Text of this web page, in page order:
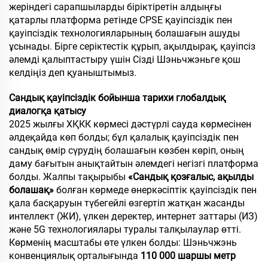
жеріндегі сарапшыларды біріктіретін алдыңғы
қатарлы платформа ретінде CPSE қауіпсіздік пен
қауіпсіздік технологияларының болашағын ашуды
ұсынады. Бірге серіктестік құрып, ақылдырақ, қауіпсіз
әлемді қалыптастыру үшін Сізді Шэньчжэньге қош
келдіңіз деп қуаныштымыз.
Сандық қауіпсіздік бойынша тарихи глобалдық
диалогқа қатысу
2025 жылғы ХҚКК көрмесі дәстүрлі сауда көрмесінен
әлдеқайда көп болды; бұл қалалық қауіпсіздік пен
сандық өмір сүрудің болашағын көзбен көріп, оның
даму бағытын анықтайтын әлемдегі негізгі платформа
болды. Жалпы тақырыбы «Сандық қозғалыс, ақылды
болашақ» болған көрмеде өнеркәсіптік қауіпсіздік пен
қала басқаруын түбегейлі өзгертіп жатқан жасанды
интеллект (ЖИ), үлкен деректер, интернет заттары (ИЗ)
және 5G технологиялары туралы талқылаулар өтті.
Көрменің масштабы өте үлкен болды: Шэньчжэнь
конвенциялық орталығында 110 000 шаршы метр